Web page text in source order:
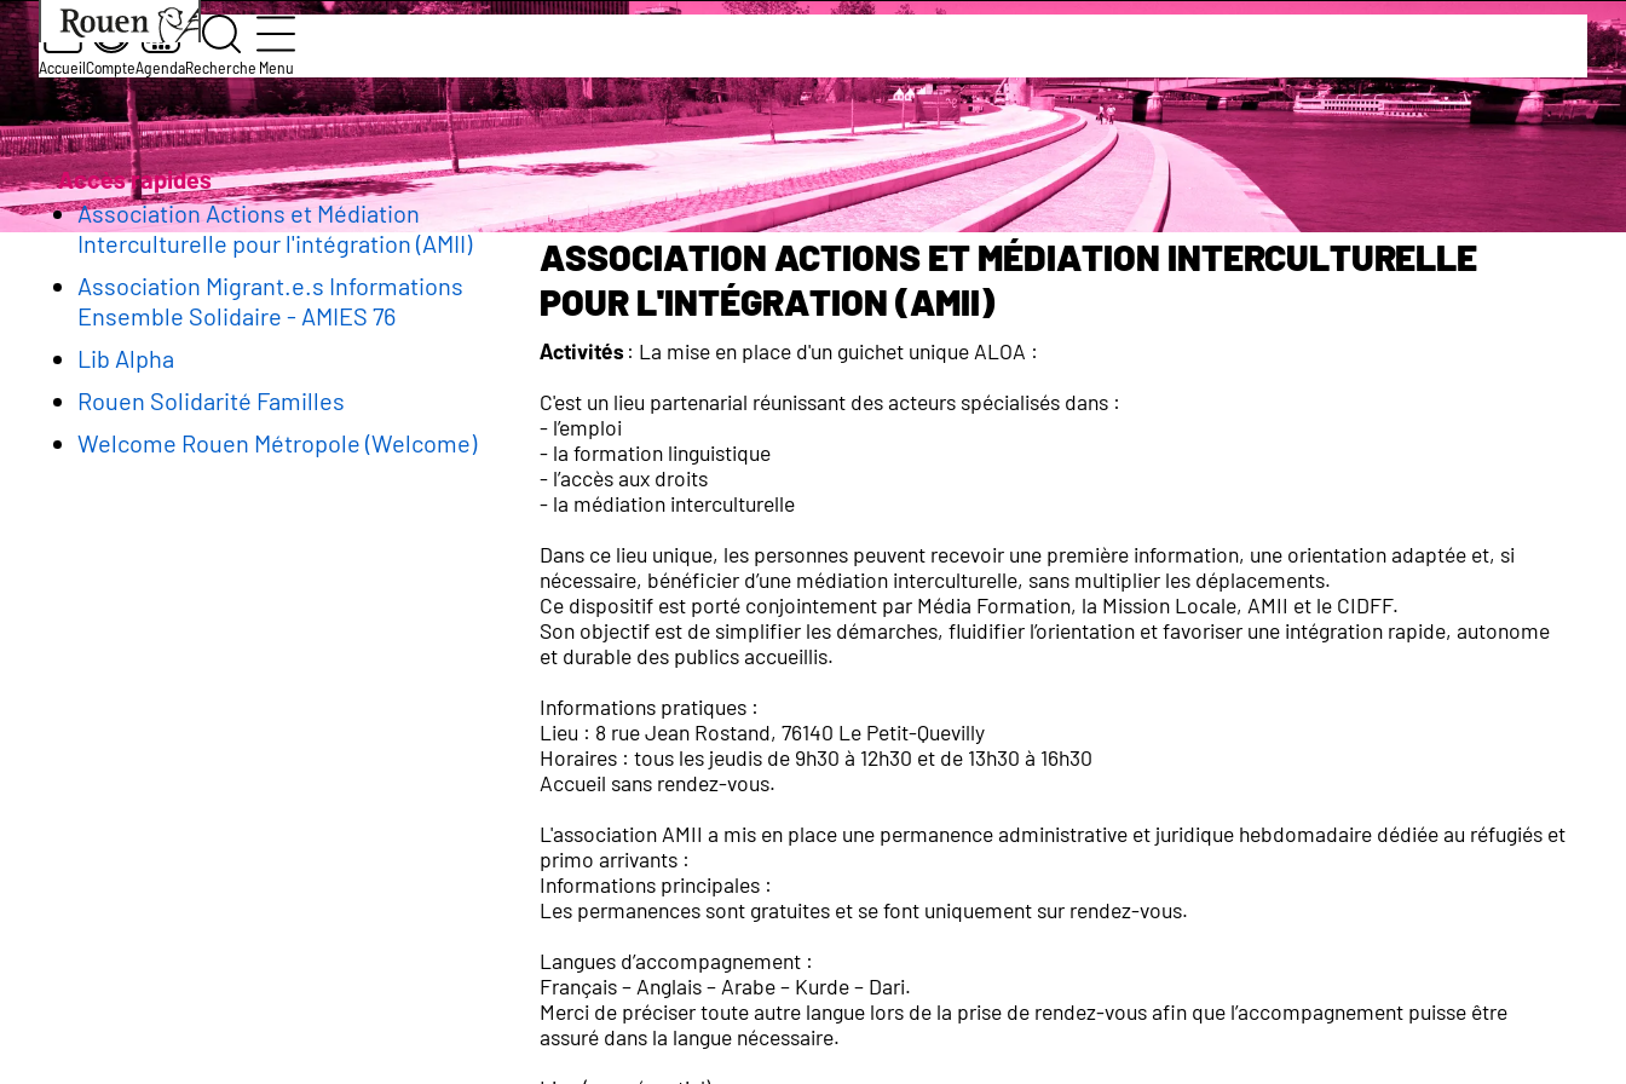
Aller
au
contenu
principal
Aller
à
la
page
d’accueil
Slide
1
of
1
AccueilCompteAgendaRecherche Menu
Fil
d'Ariane
Accueil Services et démarches
Solidarité et Action humanitaire : Solidarité, Insertion des migrants, Alphabétisation
Accès rapides
Association Actions et Médiation
Interculturelle pour l'intégration (AMII)
Association Migrant.e.s Informations
Ensemble Solidaire - AMIES 76
Lib Alpha
Rouen Solidarité Familles
Welcome Rouen Métropole (Welcome)
Association Actions et Médiation Interculturelle
pour l'intégration (AMII)
Activités : La mise en place d'un guichet unique ALOA :
C'est un lieu partenarial réunissant des acteurs spécialisés dans :
- l’emploi
- la formation linguistique
- l’accès aux droits
- la médiation interculturelle
Dans ce lieu unique, les personnes peuvent recevoir une première information, une orientation adaptée et, si
nécessaire, bénéficier d’une médiation interculturelle, sans multiplier les déplacements.
Ce dispositif est porté conjointement par Média Formation, la Mission Locale, AMII et le CIDFF.
Son objectif est de simplifier les démarches, fluidifier l’orientation et favoriser une intégration rapide, autonome
et durable des publics accueillis.
Informations pratiques :
Lieu : 8 rue Jean Rostand, 76140 Le Petit-Quevilly
Horaires : tous les jeudis de 9h30 à 12h30 et de 13h30 à 16h30
Accueil sans rendez-vous.
L'association AMII a mis en place une permanence administrative et juridique hebdomadaire dédiée au réfugiés et
primo arrivants :
Informations principales :
Les permanences sont gratuites et se font uniquement sur rendez-vous.
Langues d’accompagnement :
Français – Anglais – Arabe – Kurde – Dari.
Merci de préciser toute autre langue lors de la prise de rendez-vous afin que l’accompagnement puisse être
assuré dans la langue nécessaire.